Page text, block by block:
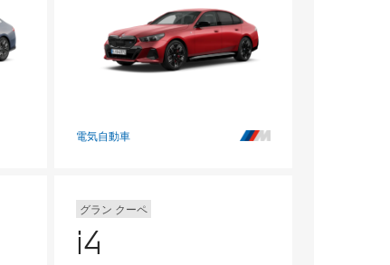
電気自動車
グラン クーペ
i4